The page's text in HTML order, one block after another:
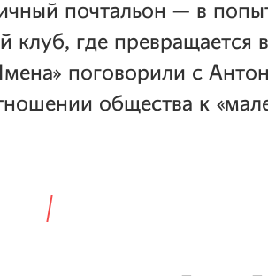
почтальон — в
клуб, где превращается
поговорили с
общества к